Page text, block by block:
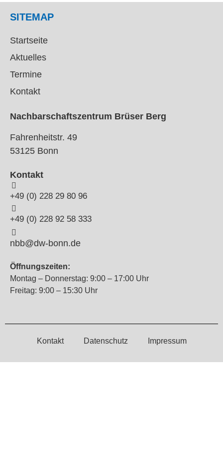
SITEMAP
Startseite
Aktuelles
Termine
Kontakt
Nachbarschaftszentrum Brüser Berg
Fahrenheitstr. 49
53125 Bonn
Kontakt
+49 (0) 228 29 80 96
+49 (0) 228 92 58 333
nbb@dw-bonn.de
Öffnungszeiten:
Montag – Donnerstag: 9:00 – 17:00 Uhr
Freitag: 9:00 – 15:30 Uhr
Kontakt Datenschutz Impressum